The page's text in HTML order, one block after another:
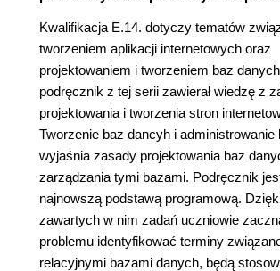
Kwalifikacja E.14. dotyczy tematów
tworzeniem aplikacji internetowych oraz
projektowaniem i tworzeniem baz
podręcznik z tej serii zawierał wiedzę z
projektowania i tworzenia stron
Tworzenie baz dancyh i administrowanie
wyjaśnia zasady projektowania baz
zarządzania tymi bazami. Podręcznik
najnowszą podstawą programową.
zawartych w nim zadań uczniowie
problemu identyfikować terminy
relacyjnymi bazami danych, będą